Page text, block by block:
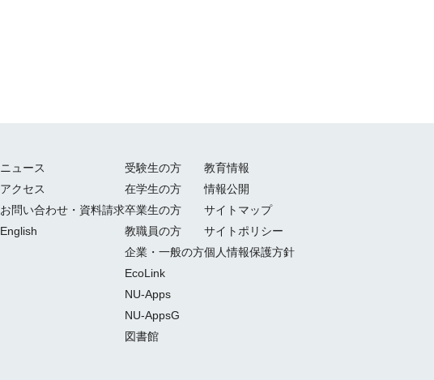
ニュース
アクセス
お問い合わせ・資料請求
English
受験生の方
在学生の方
卒業生の方
教職員の方
企業・一般の方
EcoLink
NU-Apps
NU-AppsG
図書館
教育情報
情報公開
サイトマップ
サイトポリシー
個人情報保護方針